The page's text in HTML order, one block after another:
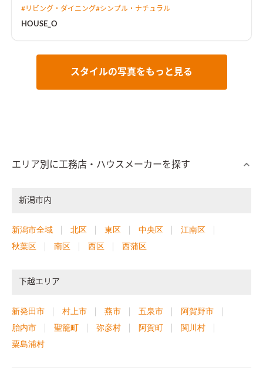
#リビング・ダイニング#シンプル・ナチュラル
HOUSE_O
スタイルの写真をもっと見る
エリア別に工務店・ハウスメーカーを探す
新潟市内
新潟市全域 北区 東区 中央区
江南区
秋葉区
南区 西区 西蒲区
下越エリア
新発田市 村上市 燕市 五泉市
阿賀野市
胎内市
聖籠町 弥彦村 阿賀町
関川村
粟島浦村